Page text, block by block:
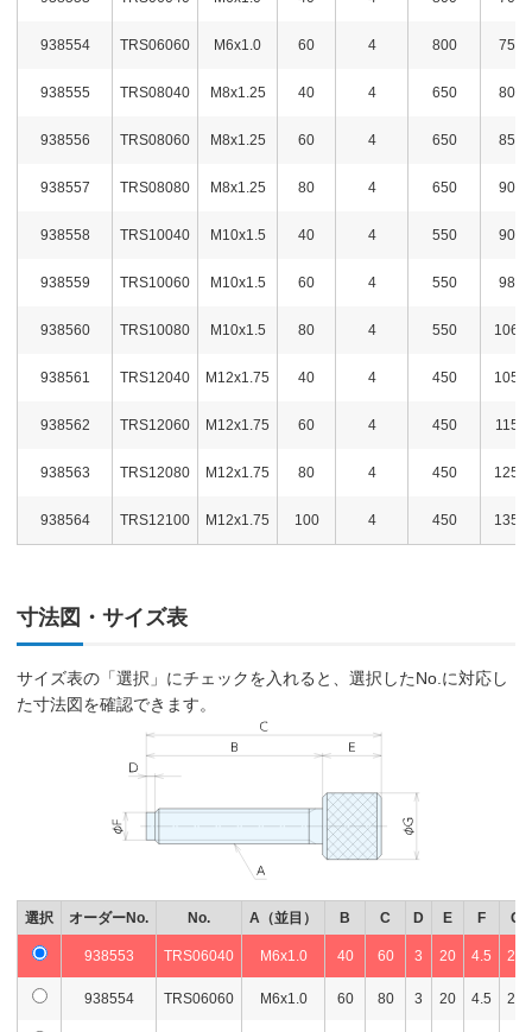
938554 TRS06060 M6x1.0 60 4 800 75
938555 TRS08040 M8x1.25 40 4 650 80
938556 TRS08060 M8x1.25 60 4 650 85
938557 TRS08080 M8x1.25 80 4 650 90
938558 TRS10040 M10x1.5 40 4 550 90
938559 TRS10060 M10x1.5 60 4 550 98
938560 TRS10080 M10x1.5 80 4 550 106
938561 TRS12040 M12x1.75 40 4 450 105
938562 TRS12060 M12x1.75 60 4 450 115
938563 TRS12080 M12x1.75 80 4 450 125
938564 TRS12100 M12x1.75 100 4 450 135
寸法図・サイズ表
サイズ表の「選択」にチェックを入れると、選択したNo.に対応し
た寸法図を確認できます。
選択 オーダーNo. No. A（並目） B C D E F G
938553 TRS06040 M6x1.0 40 60 3 20 4.5 25
938554 TRS06060 M6x1.0 60 80 3 20 4.5 25